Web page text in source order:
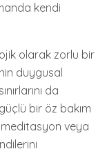
kendi
olarak zorlu bir
duygusal
da
bir öz bakım
meditasyon veya